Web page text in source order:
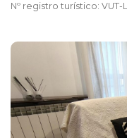
Nº registro turístico:VUT-